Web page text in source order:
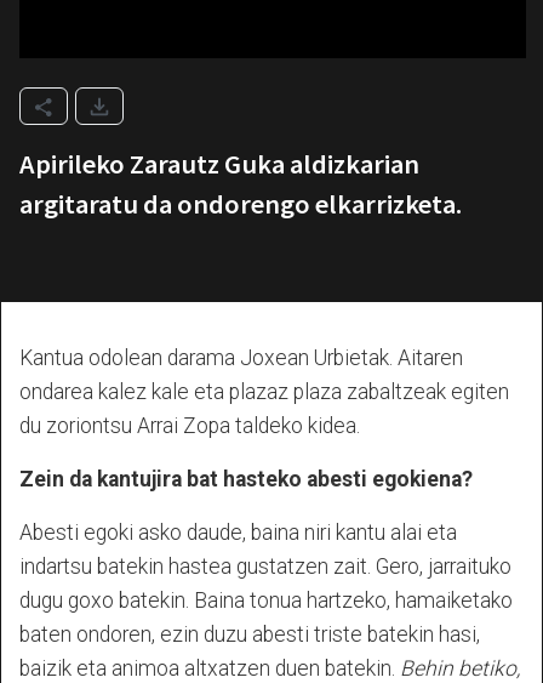
Apirileko Zarautz Guka aldizkarian
argitaratu da ondorengo elkarrizketa.
Kantua odolean darama Joxean Urbietak. Aitaren
ondarea kalez kale eta plazaz plaza zabaltzeak egiten
du zoriontsu Arrai Zopa taldeko kidea.
Zein da kantujira bat hasteko abesti egokiena?
Abesti egoki asko daude, baina niri kantu alai eta
indartsu batekin hastea gustatzen zait. Gero, jarraituko
dugu goxo batekin. Baina tonua hartzeko, hamaiketako
baten ondoren, ezin duzu abesti triste batekin hasi,
baizik eta animoa altxatzen duen batekin. Behin betiko,